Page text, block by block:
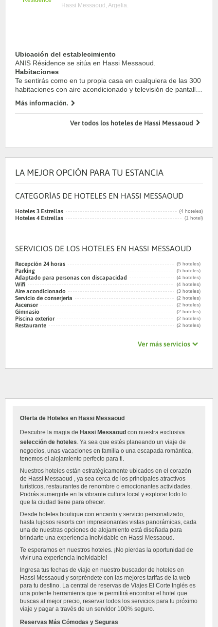
Hassi Messaoud, Argelia.
Ubicación del establecimiento
ANIS Résidence se sitúa en Hassi Messaoud.
Habitaciones
Te sentirás como en tu propia casa en cualquiera de las 300
habitaciones con aire acondicionado y televisión de pantalla
Más información.
Ver todos los hoteles de Hassi Messaoud
LA MEJOR OPCIÓN PARA TU ESTANCIA
CATEGORÍAS DE HOTELES EN HASSI MESSAOUD
Hoteles 3 Estrellas (4 hoteles)
Hoteles 4 Estrellas (1 hotel)
SERVICIOS DE LOS HOTELES EN HASSI MESSAOUD
Recepción 24 horas (5 hoteles)
Parking (5 hoteles)
Adaptado para personas con discapacidad (4 hoteles)
Wifi (4 hoteles)
Aire acondicionado (3 hoteles)
Servicio de conserjería (2 hoteles)
Ascensor (2 hoteles)
Gimnasio (2 hoteles)
Piscina exterior (2 hoteles)
Restaurante (2 hoteles)
Ver más servicios
Oferta de Hoteles en Hassi Messaoud
Descubre la magia de Hassi Messaoud con nuestra exclusiva
selección de hoteles. Ya sea que estés planeando un viaje de
negocios, unas vacaciones en familia o una escapada romántica,
tenemos el alojamiento perfecto para ti.
Nuestros hoteles están estratégicamente ubicados en el corazón
de Hassi Messaoud , ya sea cerca de los principales atractivos
turísticos, restaurantes de renombre o emocionantes actividades.
Podrás sumergirte en la vibrante cultura local y explorar todo lo
que la ciudad tiene para ofrecer.
Desde hoteles boutique con encanto y servicio personalizado,
hasta lujosos resorts con impresionantes vistas panorámicas, cada
una de nuestras opciones de alojamiento está diseñada para
brindarte una experiencia inolvidable en Hassi Messaoud.
Te esperamos en nuestros hoteles. ¡No pierdas la oportunidad de
vivir una experiencia inolvidable!
Ingresa tus fechas de viaje en nuestro buscador de hoteles en
Hassi Messaoud y sorpréndete con las mejores tarifas de la web
para tu destino. La central de reservas de Viajes El Corte Inglés es
una potente herramienta que te permitirá encontrar el hotel que
buscas al mejor precio, reservar todos los servicios para tu próximo
viaje y pagar a través de un servidor 100% seguro.
Reservas Más Cómodas y Seguras